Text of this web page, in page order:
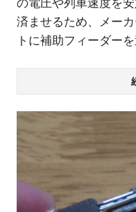
済ませるため、メー
トに補助フィーダー